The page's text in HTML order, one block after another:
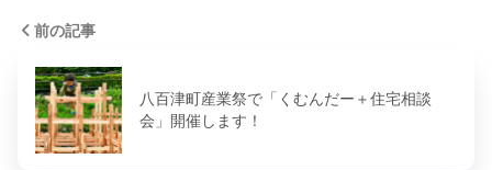
前の記事
八百津町産業祭で「くむんだー＋住宅相談
会」開催します！